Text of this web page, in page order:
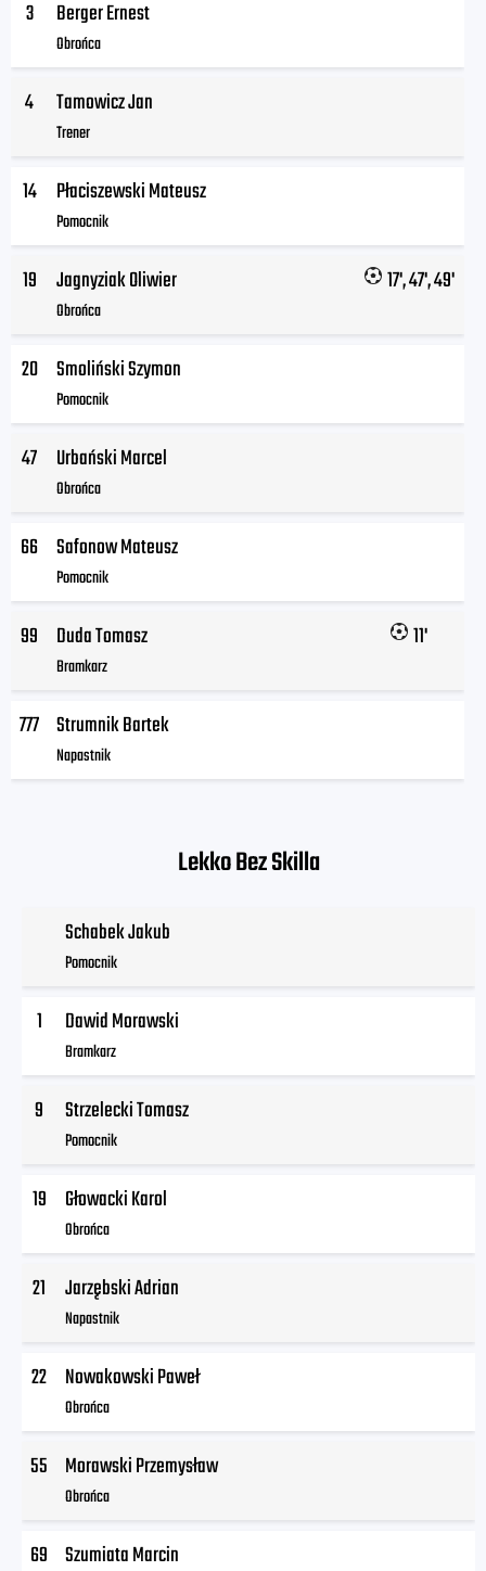
3 Berger Ernest
Obrońca
4 Tamowicz Jan
Trener
14 Płaciszewski Mateusz
Pomocnik
19 Jagnyziak Oliwier
Obrońca
17', 47', 49'
20 Smoliński Szymon
Pomocnik
47 Urbański Marcel
Obrońca
66 Safonow Mateusz
Pomocnik
99 Duda Tomasz
Bramkarz
11'
777 Strumnik Bartek
Napastnik
Lekko Bez Skilla
Schabek Jakub
Pomocnik
1 Dawid Morawski
Bramkarz
9 Strzelecki Tomasz
Pomocnik
19 Głowacki Karol
Obrońca
21 Jarzębski Adrian
Napastnik
22 Nowakowski Paweł
Obrońca
55 Morawski Przemysław
Obrońca
69 Szumiata Marcin